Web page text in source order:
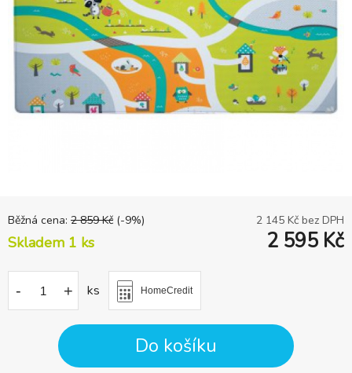
Běžná cena: 2 859 Kč (-9%) 2 145 Kč bez DPH
Skladem 1 ks 2 595 Kč
- + ks HomeCredit
Do košíku